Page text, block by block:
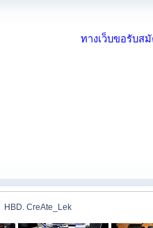
ทางเว็บขอรับส
HBD. CreAte_Lek